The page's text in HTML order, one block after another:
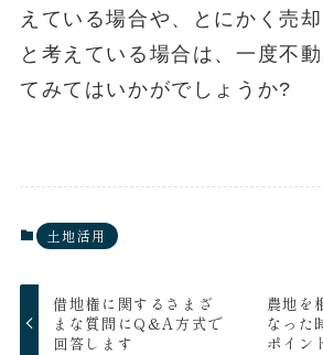
えている場合や、とにかく売
と考えている場合は、一度不
てみてはいかがでしょうか?
土地活用
借地権に関するさまざ
まな質問にQ&A方式で
回答します
農地を
なった
ポイン